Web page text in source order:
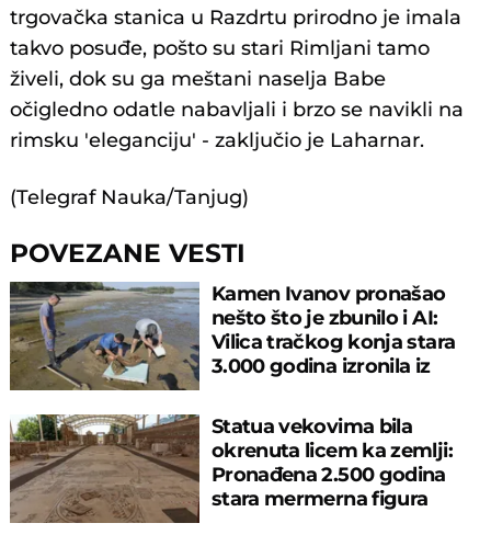
trgovačka stanica u Razdrtu prirodno je imala
takvo posuđe, pošto su stari Rimljani tamo
živeli, dok su ga meštani naselja Babe
očigledno odatle nabavljali i brzo se navikli na
rimsku 'eleganciju' - zaključio je Laharnar.
(Telegraf Nauka/Tanjug)
POVEZANE VESTI
Kamen Ivanov pronašao
nešto što je zbunilo i AI:
Vilica tračkog konja stara
3.000 godina izronila iz
Statua vekovima bila
okrenuta licem ka zemlji:
Pronađena 2.500 godina
stara mermerna figura